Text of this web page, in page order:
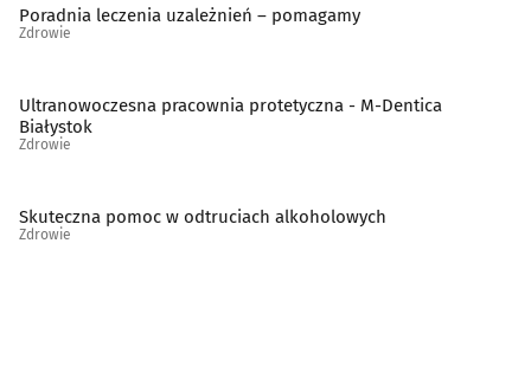
Protetyczne usługi(53)
Rehabilitacja, fizjoterapia
Reumatologia
Poradnia leczenia uzależnień – pomagamy
Zdrowie
Ultranowoczesna pracownia protetyczna - M-Dentica
Białystok
Zdrowie
Skuteczna pomoc w odtruciach alkoholowych
Zdrowie